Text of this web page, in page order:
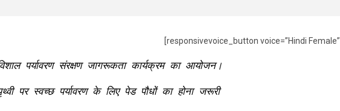
[responsivevoice_button voice=”Hindi Female”]
पर्यावरण संरक्षण जागरूकता कार्यक्रम का आयोजन।
पर स्वच्छ पर्यावरण के लिए पेड पौधों का होना जरूरी